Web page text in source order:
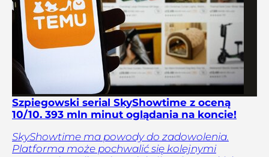
Szpiegowski serial SkyShowtime z oceną
10/10. 393 mln minut oglądania na koncie!
SkyShowtime ma powody do zadowolenia.
Platforma może pochwalić się kolejnymi